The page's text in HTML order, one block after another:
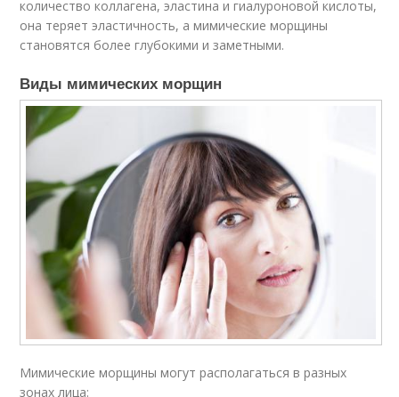
количество коллагена, эластина и гиалуроновой кислоты,
она теряет эластичность, а мимические морщины
становятся более глубокими и заметными.
Виды мимических морщин
Мимические морщины могут располагаться в разных
зонах лица: